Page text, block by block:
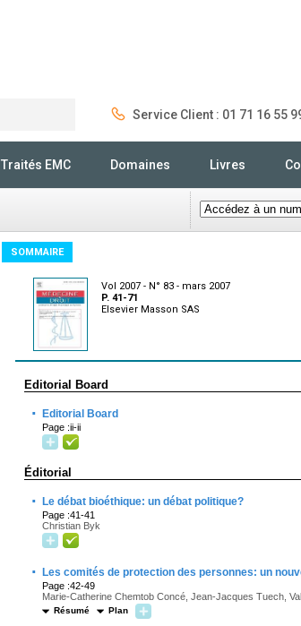
Service Client : 01 71 16 55
Traités EMC Domaines Livres
SOMMAIRE
Vol 2007 - N° 83 - mars 2007
P. 41-71
Elsevier Masson SAS
Editorial Board
· Editorial Board
Page :ii-ii
Éditorial
· Le débat bioéthique: un débat politique?
Page :41-41
Christian Byk
· Les comités de protection des personnes: un
Page :42-49
Marie-Catherine Chemtob Concé, Jean-Jacques Tuech,
Résumé Plan